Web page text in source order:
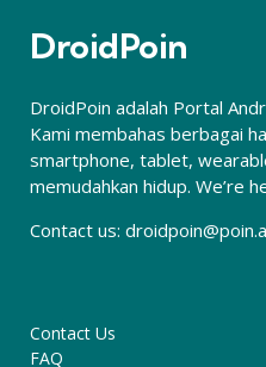
DroidPoin
DroidPoin adalah Portal
Kami membahas berbagai
smartphone, tablet,
memudahkan hidup. We’re
Contact us:
Contact Us
FAQ